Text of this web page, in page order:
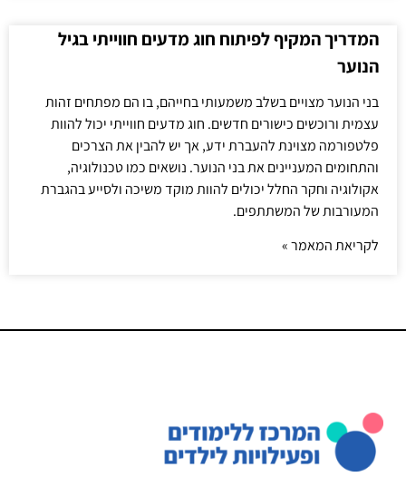
המדריך המקיף לפיתוח חוג מדעים חווייתי בגיל
הנוער
בני הנוער מצויים בשלב משמעותי בחייהם, בו הם מפתחים זהות
עצמית ורוכשים כישורים חדשים. חוג מדעים חווייתי יכול להוות
פלטפורמה מצוינת להעברת ידע, אך יש להבין את הצרכים
והתחומים המעניינים את בני הנוער. נושאים כמו טכנולוגיה,
אקולוגיה וחקר החלל יכולים להוות מוקד משיכה ולסייע בהגברת
המעורבות של המשתתפים.
לקריאת המאמר »